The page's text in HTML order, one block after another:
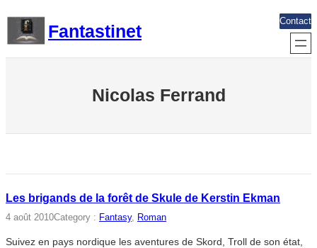
contenu
Fantastinet
Contact
Nicolas Ferrand
Les brigands de la forêt de Skule de Kerstin Ekman
4 août 2010Category : Fantasy, Roman
Suivez en pays nordique les aventures de Skord, Troll de son état,